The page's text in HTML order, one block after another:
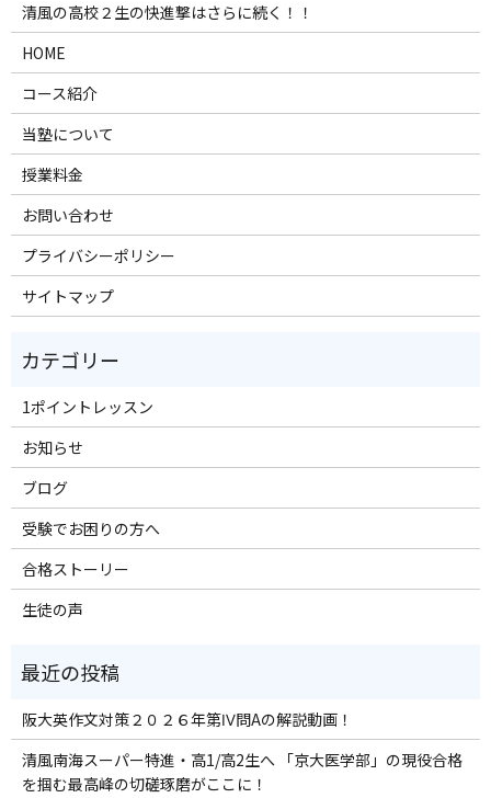
清風の高校２生の快進撃はさらに続く！！
HOME
コース紹介
当塾について
授業料金
お問い合わせ
プライバシーポリシー
サイトマップ
1ポイントレッスン
お知らせ
ブログ
受験でお困りの方へ
合格ストーリー
生徒の声
阪大英作文対策２０２６年第Ⅳ問Aの解説動画！
清風南海スーパー特進・高1/高2生へ 「京大医学部」の現役合格
を掴む最高峰の切磋琢磨がここに！